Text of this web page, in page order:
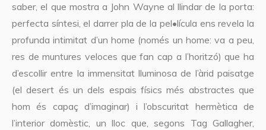
saber, el que mostra a John Wayne al llindar de la porta:
perfecta síntesi, el darrer pla de la pel•lícula ens revela la
profunda intimitat d’un home (només un home: va a peu,
res de muntures veloces que fan cap a l’horitzó) que ha
d’escollir entre la immensitat lluminosa de l’àrid paisatge
(el desert és un dels espais físics més abstractes que
hom és capaç d’imaginar) i l’obscuritat hermètica de
l’interior domèstic, un lloc que, segons Tag Gallagher,